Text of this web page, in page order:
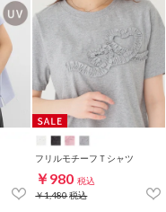
フリルモチーフＴシャツ
￥980 税込
￥1,480税込